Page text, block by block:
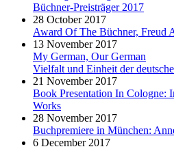
Büchner-Preisträger 2017
28 October 2017
Award Of The Büchner, Freud
13 November 2017
My German, Our German
Vielfalt und Einheit der
21 November 2017
Book Presentation In Cologne:
Works
28 November 2017
Buchpremiere in München:
6 December 2017